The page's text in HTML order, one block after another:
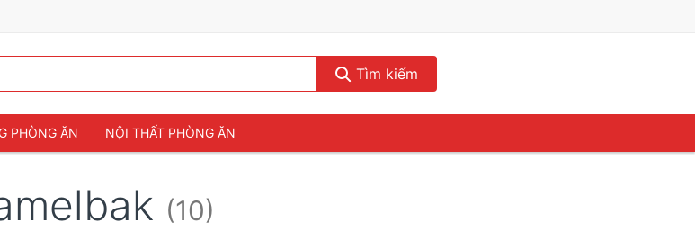
Tìm kiếm
PHÒNG ĂN NỘI THẤT PHÒNG ĂN
(10)